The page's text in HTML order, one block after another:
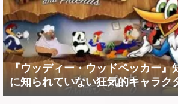
『ウッディー・ウッドペッカー』
に知られていない狂気的キャラク